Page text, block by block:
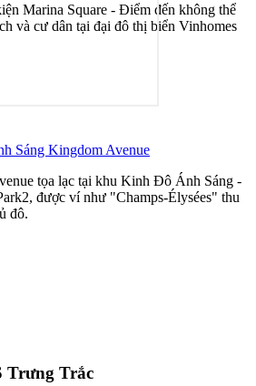
Marina Square - Điểm đến không thể
và cư dân tại đại đô thị biển Vinhomes
Sáng Kingdom Avenue
tọa lạc tại khu Kinh Đô Ánh Sáng -
được ví như "Champs-Élysées" thu
đô.
Trưng Trắc